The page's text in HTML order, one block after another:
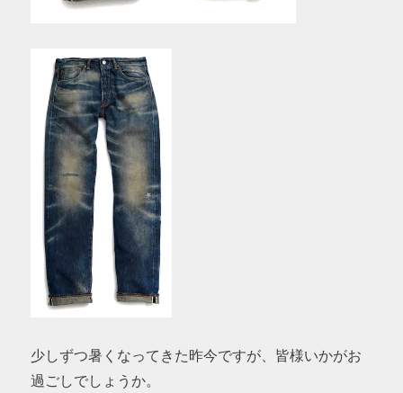
少しずつ暑くなってきた昨今ですが、皆様いかがお
過ごしでしょうか。